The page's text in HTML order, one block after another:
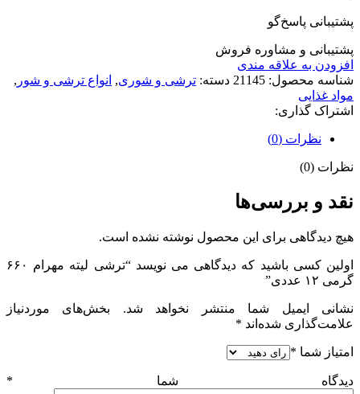
پشتیبانی پاسخ‌گو
پشتیبانی و مشاوره فروش
افزودن به علاقه مندی
شناسه محصول: 21145 دسته: ترشی و شوری, انواع ترشی و شور ,
مواد غذایی
اشتراک گذاری:
نظرات (0)
نظرات (0)
نقد و بررسی‌ها
هیچ دیدگاهی برای این محصول نوشته نشده است.
اولین کسی باشید که دیدگاهی می نویسد “ترشی لیته مهرام ۶۶۰
گرمی ۱۲ عددی”
نشانی ایمیل شما منتشر نخواهد شد.
بخش‌های موردنیاز
علامت‌گذاری شده‌اند *
امتیاز شما *
دیدگاه شما *